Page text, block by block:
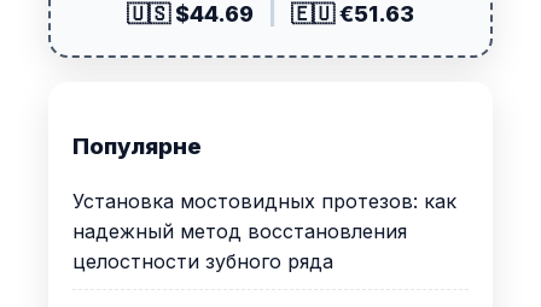
🇺🇸 $44.69 🇪🇺 €51.63
Популярне
Установка мостовидных протезов: как
надежный метод восстановления
целостности зубного ряда